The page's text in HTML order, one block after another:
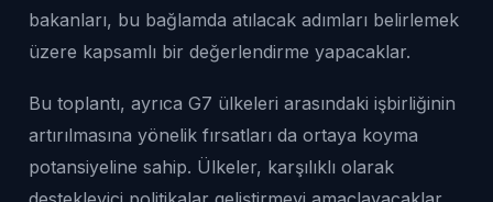
bakanları, bu bağlamda atılacak adımları belirlemek
üzere kapsamlı bir değerlendirme yapacaklar.
Bu toplantı, ayrıca G7 ülkeleri arasındaki işbirliğinin
artırılmasına yönelik fırsatları da ortaya koyma
potansiyeline sahip. Ülkeler, karşılıklı olarak